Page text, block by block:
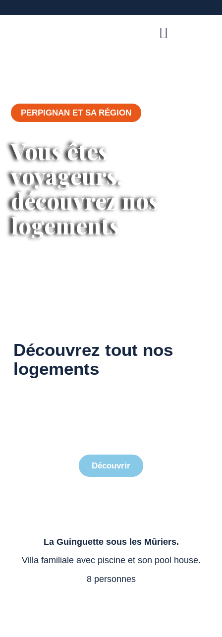
PERPIGNAN ET SA RÉGION
Vous êtes
voyageurs,
découvrez nos
logements
Découvrez tout nos
logements
Découvrir
La Guinguette sous les Mûriers.
Villa familiale avec piscine et son pool house.
8 personnes